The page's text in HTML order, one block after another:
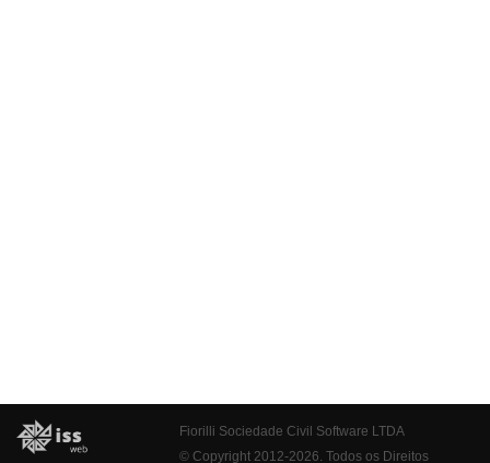
Fiorilli Sociedade Civil Software LTDA
© Copyright 2012-2026. Todos os Direitos